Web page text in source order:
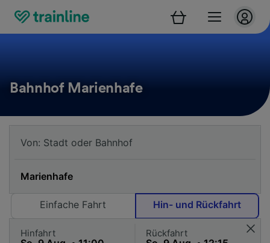
Bahnhof Marienhafe
Einfache Fahrt Hin- und Rückfahrt
Hinfahrt Rückfahrt